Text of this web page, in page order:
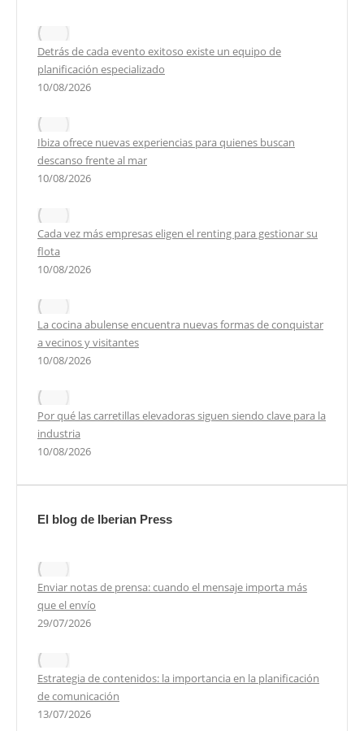
Detrás de cada evento exitoso existe un equipo de
planificación especializado
10/08/2026
Ibiza ofrece nuevas experiencias para quienes buscan
descanso frente al mar
10/08/2026
Cada vez más empresas eligen el renting para gestionar su
flota
10/08/2026
La cocina abulense encuentra nuevas formas de conquistar
a vecinos y visitantes
10/08/2026
Por qué las carretillas elevadoras siguen siendo clave para la
industria
10/08/2026
El blog de Iberian Press
Enviar notas de prensa: cuando el mensaje importa más
que el envío
29/07/2026
Estrategia de contenidos: la importancia en la planificación
de comunicación
13/07/2026